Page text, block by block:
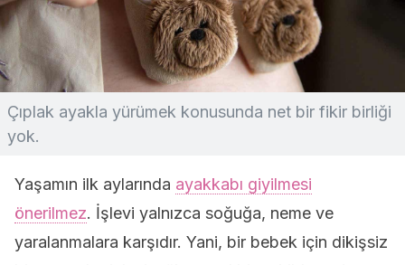
Çıplak ayakla yürümek konusunda net bir fikir birliği
yok.
Yaşamın ilk aylarında ayakkabı giyilmesi
önerilmez. İşlevi yalnızca soğuğa, neme ve
yaralanmalara karşıdır. Yani, bir bebek için dikişsiz